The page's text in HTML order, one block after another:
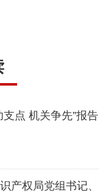
支点 机关争先”报告
产权局党组书记、